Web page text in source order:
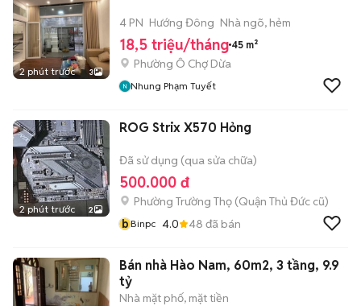
2 phút trước 3
4 PN Hướng Đông Nhà ngõ, hẻm
18,5 triệu/tháng 45 m²
Phường Ô Chợ Dừa
Nhung Phạm Tuyết
2 phút trước 2
ROG Strix X570 Hỏng
Đã sử dụng (qua sửa chữa)
500.000 đ
Phường Trường Thọ (Quận Thủ Đức cũ)
bBinpc 4.0 48 đã bán
Bán nhà Hào Nam, 60m2, 3 tầng, 9.9
tỷ
Nhà mặt phố, mặt tiền